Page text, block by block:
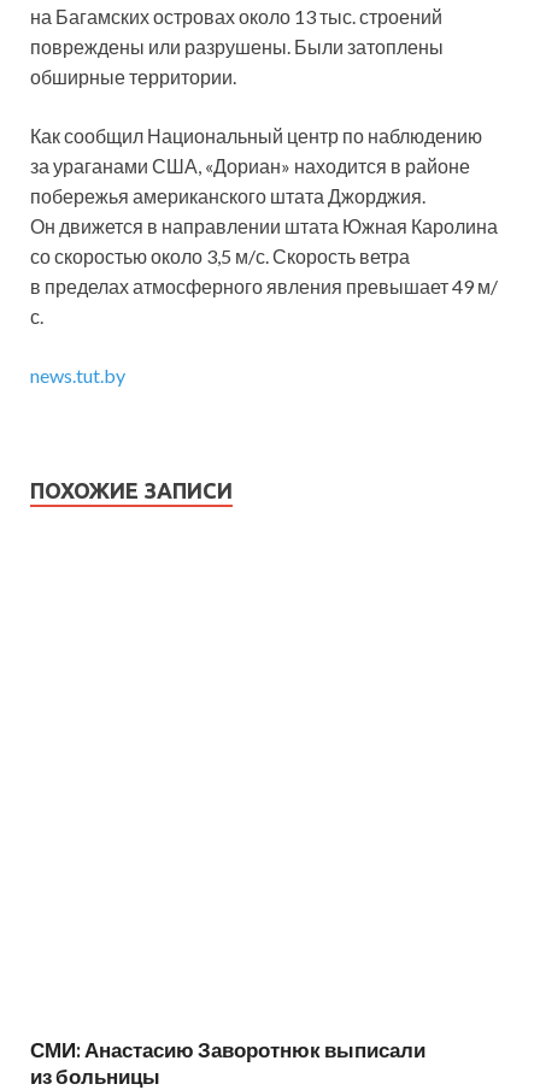
на Багамских островах около 13 тыс. строений
повреждены или разрушены. Были затоплены
обширные территории.
Как сообщил Национальный центр по наблюдению
за ураганами США, «Дориан» находится в районе
побережья американского штата Джорджия.
Он движется в направлении штата Южная Каролина
со скоростью около 3,5 м/с. Скорость ветра
в пределах атмосферного явления превышает 49 м/
с.
news.tut.by
ПОХОЖИЕ ЗАПИСИ
СМИ: Анастасию Заворотнюк выписали
из больницы